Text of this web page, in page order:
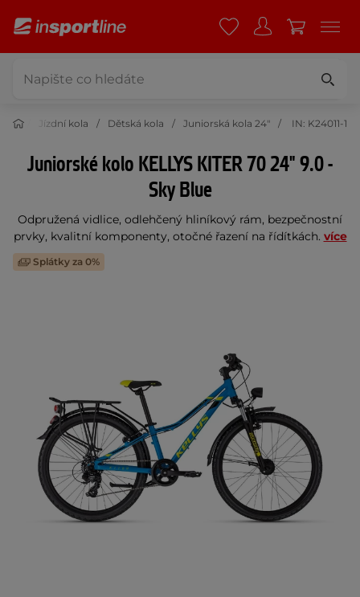
Jízdní kola Dětská kola Juniorská kola 24" IN: K24011-1
Juniorské kolo KELLYS KITER 70 24" 9.0 -
Sky Blue
Odpružená vidlice, odlehčený hliníkový rám, bezpečnostní
prvky, kvalitní komponenty, otočné řazení na řídítkách. více
Splátky za 0%